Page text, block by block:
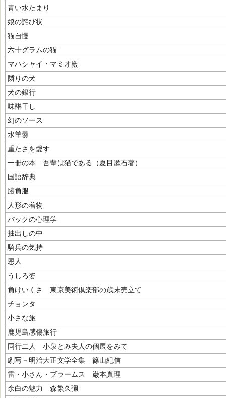
青い水たまり
娘の詫び状
猫自慢
六十グラムの猫
マハシャイ・マミオ殿
隣りの犬
犬の銀行
味醂干し
幻のソース
水羊羹
重たさを愛す
一冊の本 吾輩は猫である（夏目漱石著）
国語辞典
勝負服
人形の着物
パックの心理学
抽出しの中
騎兵の気持
恩人
うしろ姿
負けいくさ 東京美術倶楽部の歳末売立て
チョンタ
小さな旅
鹿児島感傷旅行
同行二人 小泉とみ夫人の個展をみて
劇写－明治大正文学全集 篠山紀信
雷・小さん・ブラームス 巌本真理
余白の魅力 森繁久彌